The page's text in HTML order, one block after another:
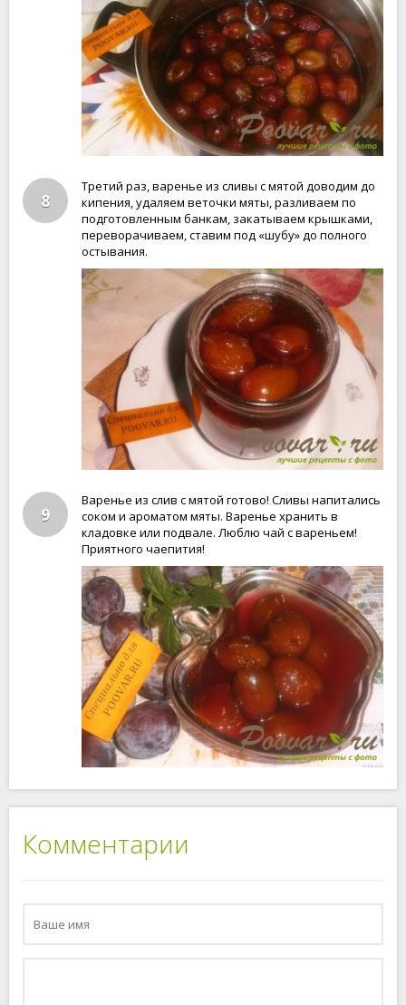
8
Третий раз, варенье из сливы с мятой доводим до
кипения, удаляем веточки мяты, разливаем по
подготовленным банкам, закатываем крышками,
переворачиваем, ставим под «шубу» до полного
остывания.
9
Варенье из слив с мятой готово! Сливы напитались
соком и ароматом мяты. Варенье хранить в
кладовке или подвале. Люблю чай с вареньем!
Приятного чаепития!
Комментарии